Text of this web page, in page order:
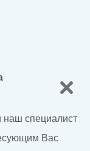
наш специалист
Вас